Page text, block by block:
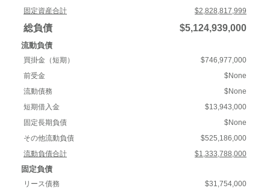
固定資産合計
$2,828,817,999
総負債 $5,124,939,000
流動負債
買掛金（短期）
$746,977,000
前受金
$None
流動債務
$None
短期借入金
$13,943,000
固定長期負債
$None
その他流動負債
$525,186,000
流動負債合計
$1,333,788,000
固定負債
リース債務
$31,754,000